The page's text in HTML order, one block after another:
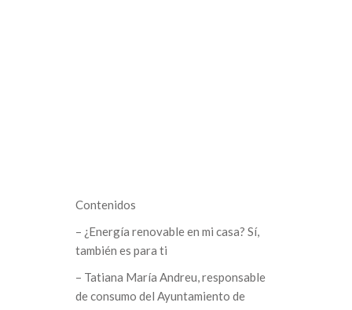
Contenidos
– ¿Energía renovable en mi casa? Sí,
también es para ti
– Tatiana María Andreu, responsable
de consumo del Ayuntamiento de